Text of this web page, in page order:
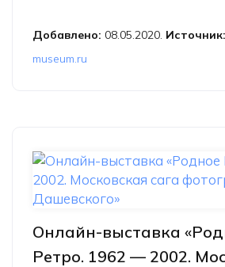
Добавлено: 08.05.2020. Источник:
museum.ru
Онлайн-выставка
Ретро. 1962 — 2002.